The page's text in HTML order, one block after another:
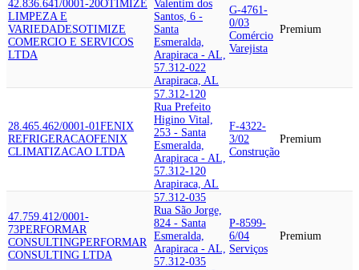
42.836.641/0001-20OTIMIZE
LIMPEZA E
VARIEDADESOTIMIZE
COMERCIO E SERVICOS
LTDA
Valentim dos
Santos, 6 -
Santa
Esmeralda,
Arapiraca - AL,
57.312-022
Arapiraca, AL
G-4761-
0/03
Comércio
Varejista
Premium
28.465.462/0001-01 FENIX
REFRIGERACAOFENIX
CLIMATIZACAO LTDA
57.312-120
Rua Prefeito
Higino Vital,
253 - Santa
Esmeralda,
Arapiraca - AL,
57.312-120
Arapiraca, AL
F-4322-
3/02
Construção
Premium
47.759.412/0001-
73PERFORMAR
CONSULTINGPERFORMAR
CONSULTING LTDA
57.312-035
Rua São Jorge,
824 - Santa
Esmeralda,
Arapiraca - AL,
57.312-035
P-8599-
6/04
Serviços
Premium